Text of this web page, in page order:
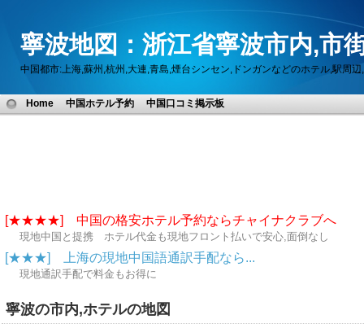
寧波地図：浙江省寧波市内,市
中国都市:上海,蘇州,杭州,大連,青島,煙台シンセン,ドンガンなどのホテル,駅周
Home 中国ホテル予約 中国口コミ掲示板
[★★★★] 中国の格安ホテル予約ならチャイナクラブへ
現地中国と提携 ホテル代金も現地フロント払いで安心,面倒なし
[★★★] 上海の現地中国語通訳手配なら...
現地通訳手配で料金もお得に
寧波の市内,ホテルの地図